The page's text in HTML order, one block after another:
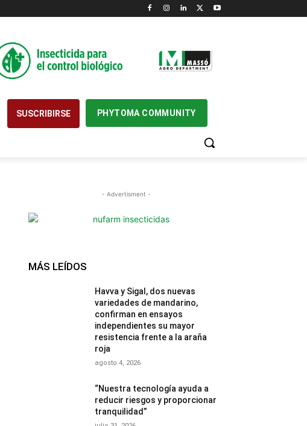
SUSCRIBIRSE PHYTOMA COMMUNITY
- Advertisment -
MÁS LEÍDOS
Havva y Sigal, dos nuevas
variedades de mandarino,
confirman en ensayos
independientes su mayor
resistencia frente a la araña
roja
agosto 4, 2026
“Nuestra tecnología ayuda a
reducir riesgos y proporcionar
tranquilidad”